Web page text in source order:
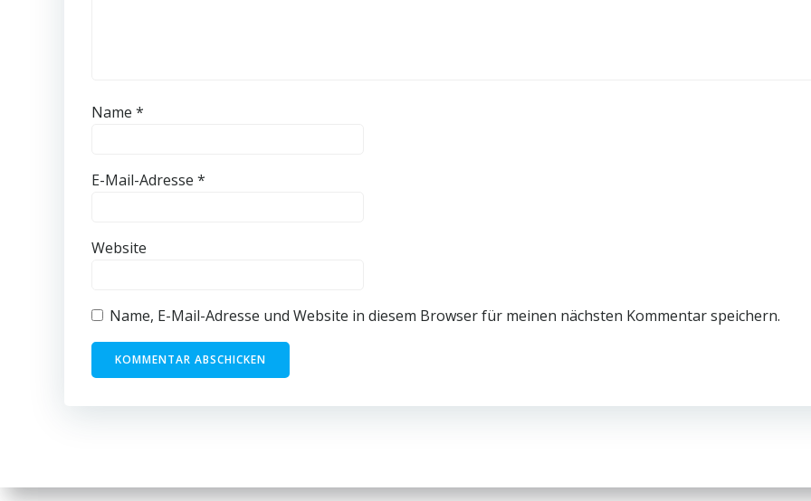
Name *
E-Mail-Adresse *
Website
Name, E-Mail-Adresse und Website in diesem Browser für meinen nächsten Kommentar speichern.